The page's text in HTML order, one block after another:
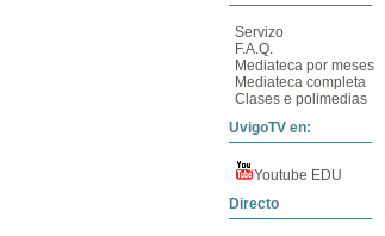
Servizo
F.A.Q.
Mediateca por meses
Mediateca completa
Clases e polimedias
UvigoTV en:
Youtube EDU
Directo